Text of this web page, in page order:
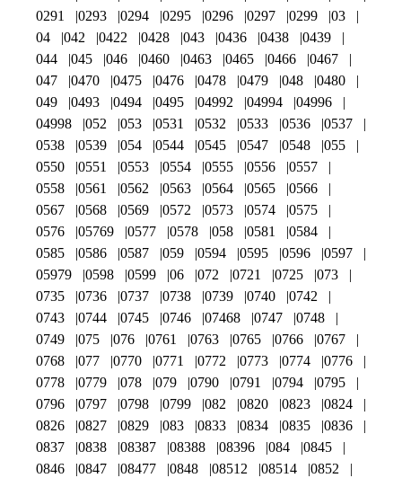
0291
0293 0294 0295 0296 0297 0299
03
04
042 0422 0428 043 0436 0438
0439
044
045 046 0460 0463 0465 0466
0467
047
0470 0475 0476 0478 0479 048
0480
049
0493 0494 0495 04992 04994
04996
04998
052 053 0531 0532 0533 0536
0537
0538
0539 054 0544 0545 0547 0548
055
0550
0551 0553 0554 0555 0556
0557
0558
0561 0562 0563 0564 0565
0566
0567
0568 0569 0572 0573 0574
0575
0576
05769 0577 0578 058 0581
0584
0585
0586 0587 059 0594 0595 0596
0597
05979
0598 0599 06 072 0721 0725
073
0735
0736 0737 0738 0739 0740
0742
0743
0744 0745 0746 07468 0747
0748
0749
075 076 0761 0763 0765 0766
0767
0768
077 0770 0771 0772 0773 0774
0776
0778
0779 078 079 0790 0791 0794
0795
0796
0797 0798 0799 082 0820 0823
0824
0826
0827 0829 083 0833 0834 0835
0836
0837
0838 08387 08388 08396 084
0845
0846
0847 08477 0848 08512 08514
0852